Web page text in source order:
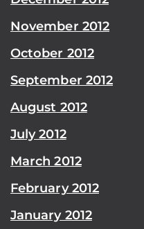
November 2012
October 2012
September 2012
August 2012
July 2012
March 2012
February 2012
January 2012